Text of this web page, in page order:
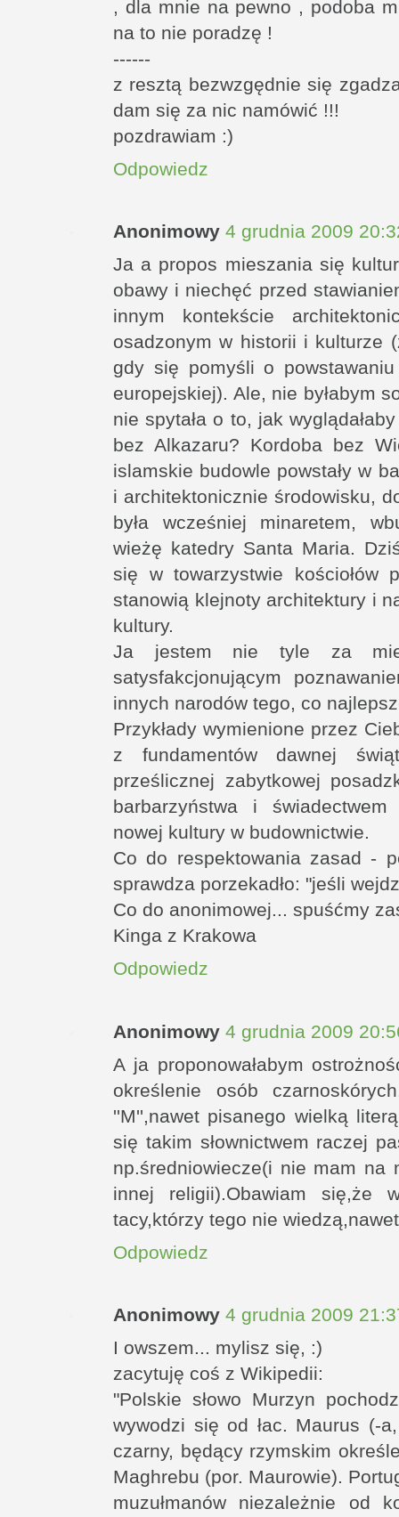
, dla mnie na pewno , podoba
na to nie poradzę !
------
z resztą bezwzgędnie się
dam się za nic namówić !!!
pozdrawiam :)
Odpowiedz
Anonimowy 4 grudnia 2009
Ja a propos mieszania się
obawy i niechęć przed
innym kontekście
osadzonym w historii i kulturze
gdy się pomyśli o
europejskiej). Ale, nie byłabym
nie spytała o to, jak
bez Alkazaru? Kordoba bez
islamskie budowle powstały w
i architektonicznie środowisku,
była wcześniej minaretem,
wieżę katedry Santa Maria.
się w towarzystwie kościołów
stanowią klejnoty architektury i
kultury.
Ja jestem nie tyle za
satysfakcjonującym
innych narodów tego, co
Przykłady wymienione przez
z fundamentów dawnej
prześlicznej zabytkowej
barbarzyństwa i
nowej kultury w budownictwie.
Co do respektowania zasad -
sprawdza porzekadło: "jeśli
Co do anonimowej... spuśćmy
Kinga z Krakowa
Odpowiedz
Anonimowy 4 grudnia 2009
A ja proponowałabym
określenie osób
''M'',nawet pisanego wielką
się takim słownictwem raczej
np.średniowiecze(i nie mam na
innej religii).Obawiam się,że
tacy,którzy tego nie
Odpowiedz
Anonimowy 4 grudnia 2009
I owszem... mylisz się, :)
zacytuję coś z Wikipedii:
"Polskie słowo Murzyn
wywodzi się od łac. Maurus (-
czarny, będący rzymskim
Maghrebu (por. Maurowie).
muzułmanów niezależnie od